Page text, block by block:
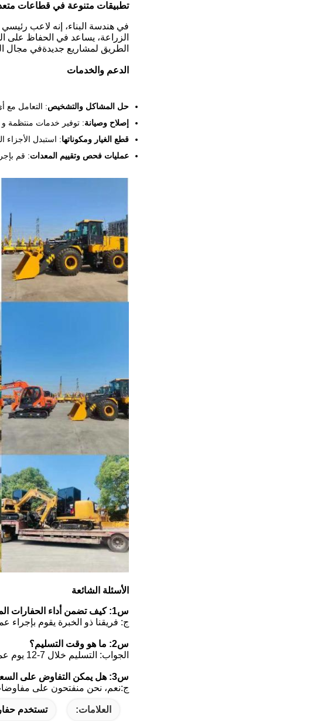
تطبيقات متنوعة في قطاعات
في هندسة البناء، إنه لاعب
الزراعة، يساعد في الحفاظ على
الطريق لمشاريع جديدةفي مجال
الدعم والخدمات
حل المشاكل والتشخيص: التعامل مع
إصلاح وصيانة: توفير خدمات منتظمة
قطع الغيار ومكوناتها: استبدل الأجزاء
عمليات فحص وتقييم المعدات: قم
الأسئلة الشائعة
س1: كيف تضمن أداء الحفارات المستعملة؟
ج: فريقنا ذو الخبرة يقوم بإجراء
س2: ما هو وقت التسليم؟
الجواب: التسليم خلال 7-12 يوم عمل بعد تلقي الدفع المسبق. نحن نعطي الأولوية للتسليم السريع لدعم مواعيد مشروعك.
س3: هل يمكن التفاوض على السعر للطلبات الكبيرة؟
ج:نعم، نحن منفتحون على مفاوضات
العلامات: تستخدم